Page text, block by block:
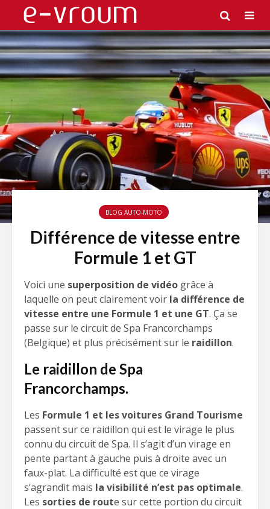
BLOG AUTO-MOTO
Différence de vitesse entre
Formule 1 et GT
Voici une superposition de vidéo grâce à
laquelle on peut clairement voir la différence de
vitesse entre une Formule 1 et une GT. Ça se
passe sur le circuit de Spa Francorchamps
(Belgique) et plus précisément sur le raidillon.
Le raidillon de Spa
Francorchamps.
Les Formule 1 et les voitures Grand Tourisme
passent sur ce raidillon qui est le virage le plus
connu du circuit de Spa. Il s’agit d’un virage en
pente partant à gauche puis à droite avec un
faux-plat. La difficulté est que ce virage
s’agrandit mais la visibilité n’est pas optimale.
Les sorties de route sur cette portion du circuit